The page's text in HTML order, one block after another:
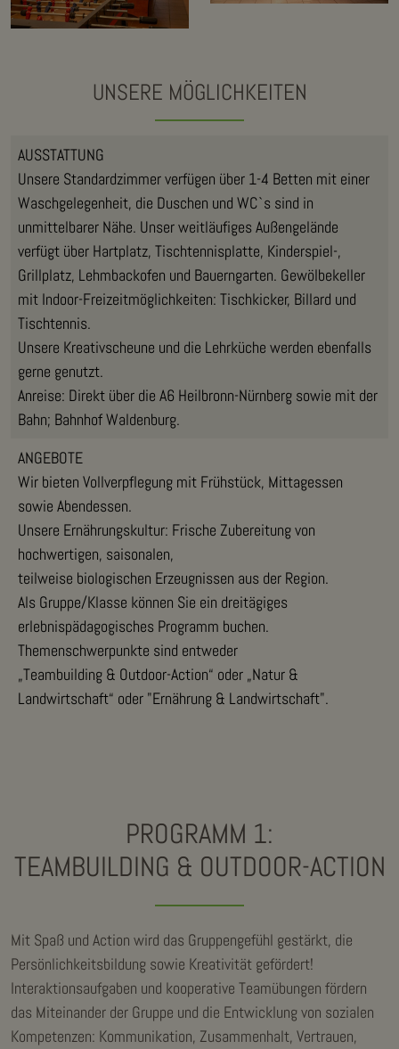
UNSERE MÖGLICHKEITEN
AUSSTATTUNG
Unsere Standardzimmer verfügen über 1-4 Betten mit einer
Waschgelegenheit, die Duschen und WC`s sind in
unmittelbarer Nähe. Unser weitläufiges Außengelände
verfügt über Hartplatz, Tischtennisplatte, Kinderspiel-,
Grillplatz, Lehmbackofen und Bauerngarten. Gewölbekeller
mit Indoor-Freizeitmöglichkeiten: Tischkicker, Billard und
Tischtennis.
Unsere Kreativscheune und die Lehrküche werden ebenfalls
gerne genutzt.
Anreise: Direkt über die A6 Heilbronn-Nürnberg sowie mit der
Bahn; Bahnhof Waldenburg.
ANGEBOTE
Wir bieten Vollverpflegung mit Frühstück, Mittagessen
sowie Abendessen.
Unsere Ernährungskultur: Frische Zubereitung von
hochwertigen, saisonalen,
teilweise biologischen Erzeugnissen aus der Region.
Als Gruppe/Klasse können Sie ein dreitägiges
erlebnispädagogisches Programm buchen.
Themenschwerpunkte sind entweder
„Teambuilding & Outdoor-Action“ oder „Natur &
Landwirtschaft“ oder "Ernährung & Landwirtschaft".
PROGRAMM 1:
TEAMBUILDING & OUTDOOR-ACTION
Mit Spaß und Action wird das Gruppengefühl gestärkt, die
Persönlichkeitsbildung sowie Kreativität gefördert!
Interaktionsaufgaben und kooperative Teamübungen fördern
das Miteinander der Gruppe und die Entwicklung von sozialen
Kompetenzen: Kommunikation, Zusammenhalt, Vertrauen,